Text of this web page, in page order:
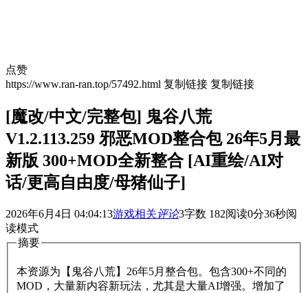
点赞
https://www.ran-ran.top/57492.html 复制链接 复制链接
[魔改/中文/完整包] 鬼谷八荒
V1.2.113.259 邪恶MOD整合包 26年5月最
新版 300+MOD全新整合 [AI重绘/AI对
话/更高自由度/母猪仙子]
2026年6月4日 04:04:13游戏相关评论3字数 182阅读0分36秒阅
读模式
摘要
本资源为【鬼谷八荒】26年5月整合包。包含300+不同的
MOD，大量新内容新玩法，尤其是大量AI增强。增加了